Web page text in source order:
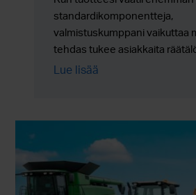
standardikomponentteja,
valmistuskumppani vaikuttaa
tehdas tukee asiakkaita
valmistusratkaisuilla,
Lue lisää